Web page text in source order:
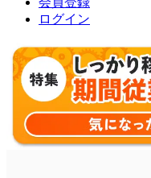
ログイン